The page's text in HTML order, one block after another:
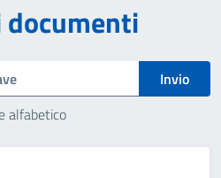
Invio
alfabetico